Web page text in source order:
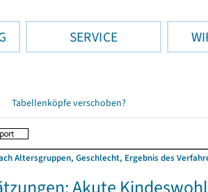
SERVICE
Tabellenköpfe verschoben?
Altersgruppen, Geschlecht, Ergebnis des